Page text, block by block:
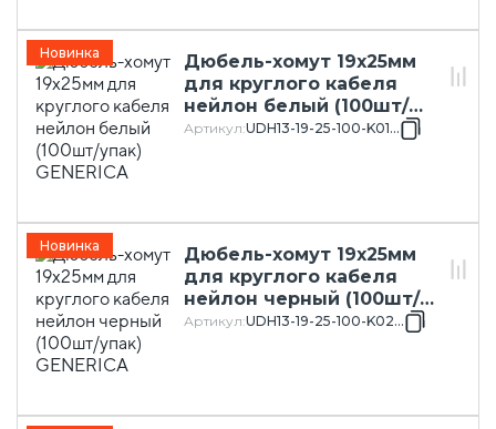
Дюбель-хомут 19х25мм
для круглого кабеля
нейлон белый (100шт/
упак) GENERICA
Артикул:UDH13-19-25-100-K01-G
Новинка
Дюбель-хомут 19х25мм
для круглого кабеля
нейлон черный (100шт/
упак) GENERICA
Артикул:UDH13-19-25-100-K02-G
Новинка